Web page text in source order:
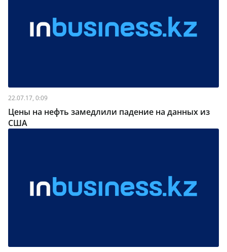
22.07.17, 0:09
Цены на нефть замедлили падение на данных из
США